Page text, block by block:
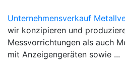
Unternehmensverkauf
wir konzipieren und
Messvorrichtungen als auch
mit Anzeigengeräten sowie ...